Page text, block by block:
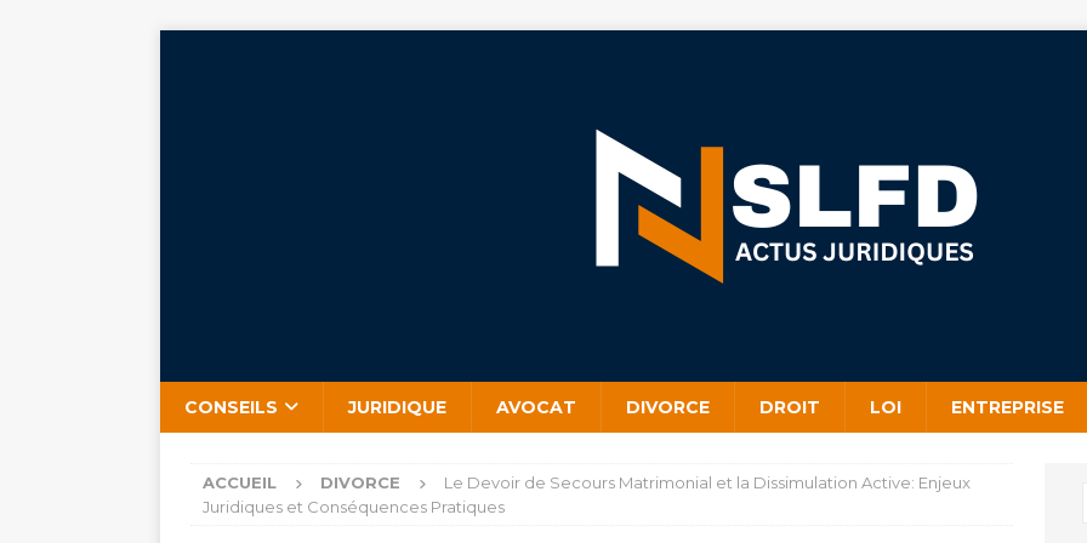
CONSEILS JURIDIQUE AVOCAT DIVORCE DROIT LOI ENTREPRISE
ACCUEIL DIVORCE
Le Devoir de Secours Matrimonial et la Dissimulation Active: Enjeux
Juridiques et Conséquences Pratiques